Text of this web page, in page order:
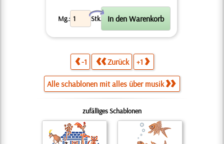
Mg.: Stk.
X
-1 Zurück +1
Alle schablonen mit alles über musik
zufälliges Schablonen